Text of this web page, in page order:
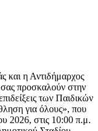
και η Αντιδήμαρχος
προσκαλούν στην
των Παιδικών
για όλους», που
2026, στις 10:00 π.μ.